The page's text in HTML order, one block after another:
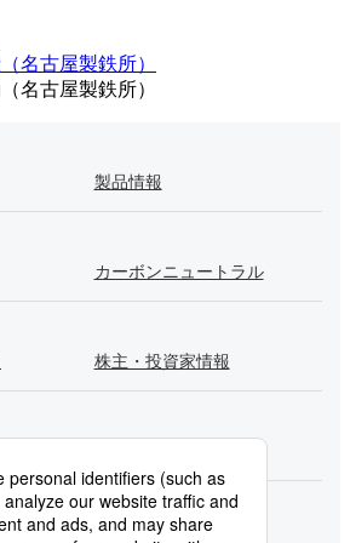
名古屋製鉄所）
名古屋製鉄所）
製品情報
カーボンニュートラル
株主・投資家情報